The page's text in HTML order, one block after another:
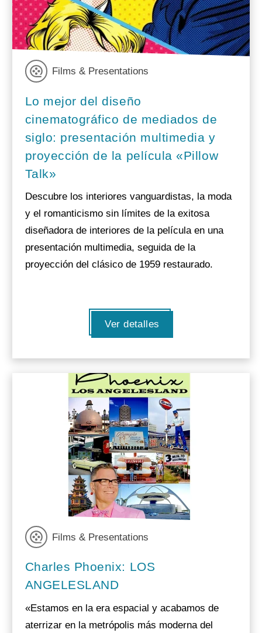
Films & Presentations
Lo mejor del diseño
cinematográfico de mediados de
siglo: presentación multimedia y
proyección de la película «Pillow
Talk»
Descubre los interiores vanguardistas, la moda
y el romanticismo sin límites de la exitosa
diseñadora de interiores de la película en una
presentación multimedia, seguida de la
proyección del clásico de 1959 restaurado.
Ver detalles
Films & Presentations
Charles Phoenix: LOS
ANGELESLAND
«Estamos en la era espacial y acabamos de
aterrizar en la metrópolis más moderna del